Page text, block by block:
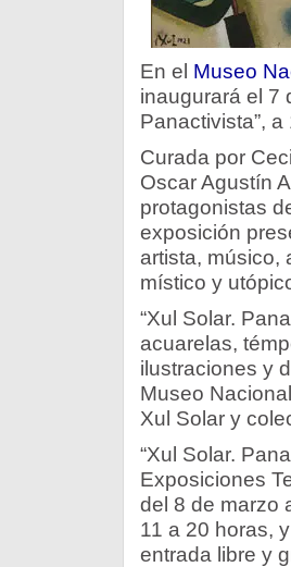
En el Museo
inaugurará el 7
Panactivista”,
Curada por
Oscar Agustín
protagonistas
exposición
artista, músico,
místico y
“Xul Solar.
acuarelas,
ilustraciones y
Museo
Xul Solar y
“Xul Solar.
Exposiciones
del 8 de marzo
11 a 20 horas,
entrada libre y